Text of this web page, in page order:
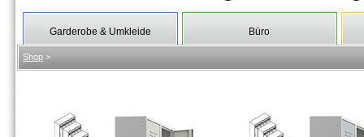
Garderobe & Umkleide Büro
Shop >